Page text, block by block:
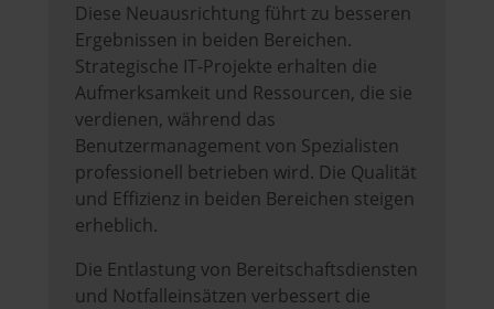
Diese Neuausrichtung führt zu besseren
Ergebnissen in beiden Bereichen.
Strategische IT-Projekte erhalten die
Aufmerksamkeit und Ressourcen, die sie
verdienen, während das
Benutzermanagement von Spezialisten
professionell betrieben wird. Die Qualität
und Effizienz in beiden Bereichen steigen
erheblich.
Die Entlastung von Bereitschaftsdiensten
und Notfalleinsätzen verbessert die